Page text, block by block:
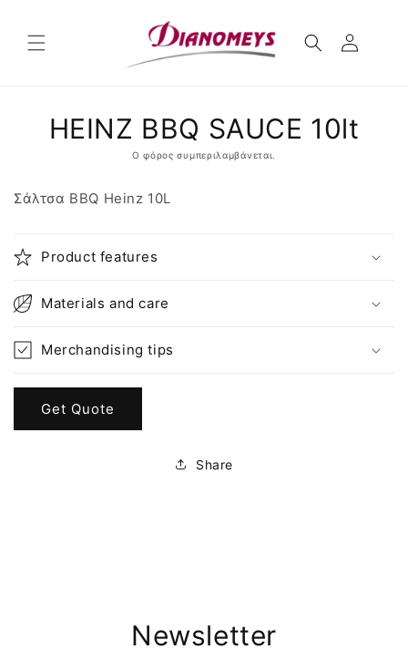
περιεχόμενο
πληροφορίες
HEINZ BBQ SAUCE 10lt
Ο φόρος συμπεριλαμβάνεται.
Σάλτσα BBQ Heinz 10L
Product features
Materials and care
Merchandising tips
Get Quote
Share
Newsletter